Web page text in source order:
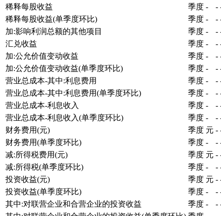
稀释每股收益 季度 - -
稀释每股收益(单季度环比)
季度 - -
加:影响利润总额的其他项目
季度 - -
汇兑收益
季度 - -
加:公允价值变动收益
季度 - -
加:公允价值变动收益(单季度环比)
季度 - -
营业总成本-其中:利息费用
季度 - -
营业总成本-其中:利息费用(单季度环比)
季度 - -
营业总成本-利息收入
季度 - -
营业总成本-利息收入(单季度环比)
季度 - -
财务费用(元)
季度 元 -
财务费用(单季度环比)
季度 - -
减:所得税费用(元)
季度 元 -
减:所得税(单季度环比)
季度 - -
投资收益(元)
季度 元 -
投资收益(单季度环比)
季度 - -
其中:对联营企业和合营企业的投资收益
季度 - -